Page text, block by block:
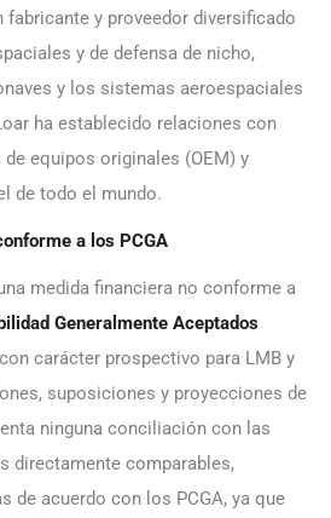
fabricante y proveedor diversificado
y de defensa de nicho,
y los sistemas aeroespaciales
ha establecido relaciones con
equipos originales (OEM) y
de todo el mundo.
a los PCGA
medida financiera no conforme a
Generalmente Aceptados
carácter prospectivo para LMB y
suposiciones y proyecciones de
ninguna conciliación con las
directamente comparables,
de acuerdo con los PCGA, ya que